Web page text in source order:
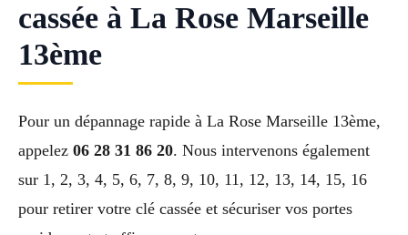
cassée à La Rose Marseille
13ème
Pour un dépannage rapide à La Rose Marseille 13ème,
appelez 06 28 31 86 20. Nous intervenons également
sur 1, 2, 3, 4, 5, 6, 7, 8, 9, 10, 11, 12, 13, 14, 15, 16
pour retirer votre clé cassée et sécuriser vos portes